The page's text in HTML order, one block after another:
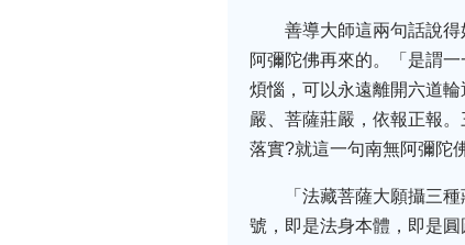
善導大師這兩句話說
阿彌陀佛再來的。「是謂
煩惱，可以永遠離開六道
嚴、菩薩莊嚴，依報正報
落實?就這一句南無阿彌陀
「法藏菩薩大願攝三
號，即是法身本體，即是